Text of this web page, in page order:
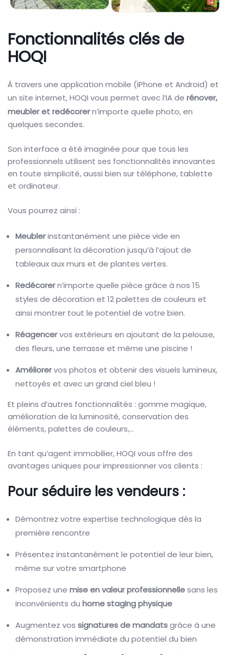
Fonctionnalités clés de
HOQI
À travers une application mobile (iPhone et Android) et
un site internet, HOQI vous permet avec l’IA de rénover,
meubler et redécorern’importe quelle photo, en
quelques secondes.
Son interface a été imaginée pour que tous les
professionnels utilisent ses fonctionnalités innovantes
en toute simplicité, aussi bien sur téléphone, tablette
et ordinateur.
Vous pourrez ainsi :
Meublerinstantanément une pièce vide en
personnalisant la décoration jusqu’à l’ajout de
tableaux aux murs et de plantes vertes.
Redécorern’importe quelle pièce grâce à nos 15
styles de décoration et 12 palettes de couleurs et
ainsi montrer tout le potentiel de votre bien.
Réagencervos extérieurs en ajoutant de la pelouse,
des fleurs, une terrasse et même une piscine !
Améliorervos photos et obtenir des visuels lumineux,
nettoyés et avec un grand ciel bleu !
Et pleins d’autres fonctionnalités : gomme magique,
amélioration de la luminosité, conservation des
éléments, palettes de couleurs,…
En tant qu’agent immobilier, HOQI vous offre des
avantages uniques pour impressionner vos clients :
Pour séduire les vendeurs :
Démontrez votre expertise technologique dès la
première rencontre
Présentez instantanément le potentiel de leur bien,
même sur votre smartphone
Proposez une mise en valeur professionnellesans les
inconvénients du home staging physique
Augmentez vos signatures de mandatsgrâce à une
démonstration immédiate du potentiel du bien